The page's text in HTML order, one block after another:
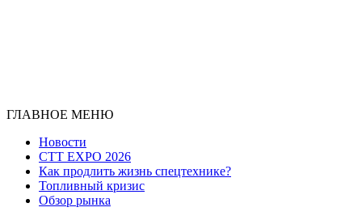
ГЛАВНОЕ МЕНЮ
Новости
CTT EXPO 2026
Как продлить жизнь спецтехнике?
Топливный кризис
Обзор рынка